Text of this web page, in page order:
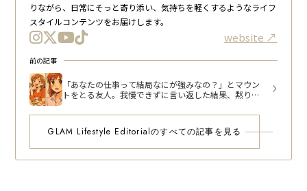
りながら、日常にそっと寄り添い、気持ちを軽くするようなライフ
スタイルコンテンツをお届けします。
website
前の記事
「あなたの仕事って結局なにが強みなの？」とマウン
トをとる友人。我慢できずに言い返した結果、黙り込
GLAM Lifestyle Editorialのすべての記事を見る